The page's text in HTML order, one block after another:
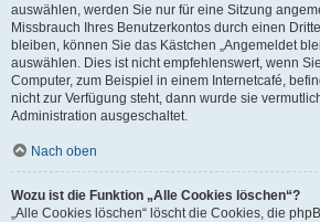
auswählen, werden Sie nur für eine Sitzung
Missbrauch Ihres Benutzerkontos durch einen
bleiben, können Sie das Kästchen „Angemeldet
auswählen. Dies ist nicht empfehlenswert, wenn
Computer, zum Beispiel in einem Internetcafé,
nicht zur Verfügung steht, dann wurde sie
Administration ausgeschaltet.
Nach oben
Wozu ist die Funktion „Alle Cookies löschen“?
„Alle Cookies löschen“ löscht die Cookies, die